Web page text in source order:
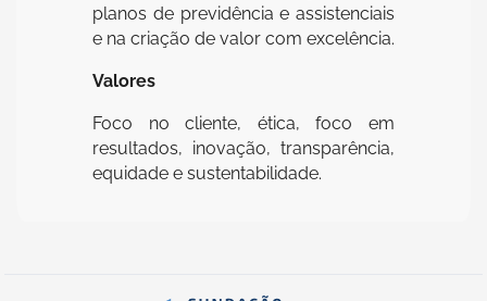
planos de previdência e assistenciais
e na criação de valor com excelência.
Valores
Foco no cliente, ética, foco em
resultados, inovação, transparência,
equidade e sustentabilidade.